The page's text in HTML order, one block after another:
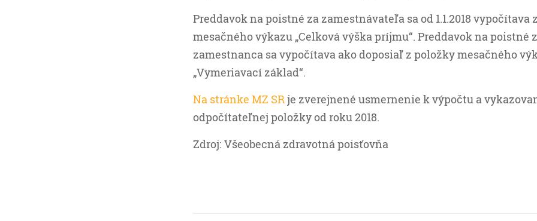
Preddavok na poistné za zamestnávateľa sa od 1.1.2018 vypočítava
mesačného výkazu „Celková výška príjmu“. Preddavok na poistné
zamestnanca sa vypočítava ako doposiaľ z položky mesačného
„Vymeriavací základ“.
Na stránke MZ SRje zverejnené usmernenie k výpočtu a
odpočítateľnej položky od roku 2018.
Zdroj: Všeobecná zdravotná poisťovňa